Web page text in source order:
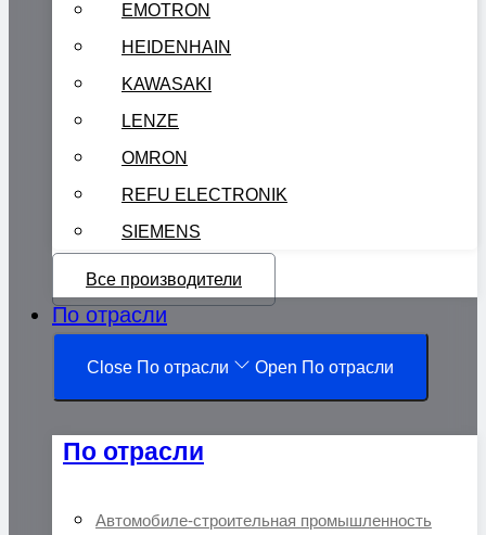
EMOTRON
HEIDENHAIN
KAWASAKI
LENZE
OMRON
REFU ELECTRONIK
SIEMENS
Все производители
По отрасли
Close По отрасли Open По отрасли
По отрасли
Автомобиле-строительная промышленность